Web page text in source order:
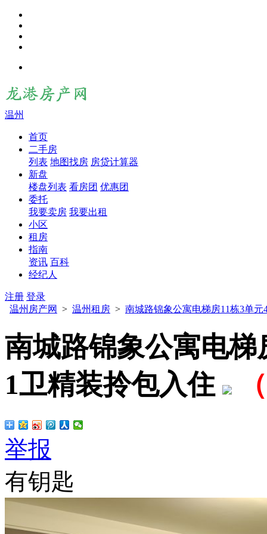
温州
首页
二手房
列表 地图找房 房贷计算器
新盘
楼盘列表 看房团 优惠团
委托
我要卖房 我要出租
小区
租房
指南
资讯 百科
经纪人
注册 登录
温州房产网
> 温州租房 > 南城路锦象公寓电梯房11栋3单
南城路锦象公寓电梯
1卫精装拎包入住
举报
有钥匙